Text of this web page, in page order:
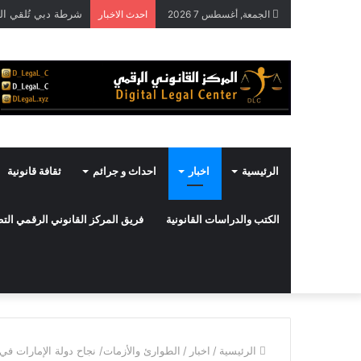
الجمعة, أغسطس 7 2026 احدث الاخبار
الرئيسية اخبار احداث و جرائم ثقافة قانونية
الكتب والدراسات القانونية فريق المركز القانوني الرقمي
الرئيسية / اخبار / الطوارئ والأزمات/ نجاح دولة الإمارات